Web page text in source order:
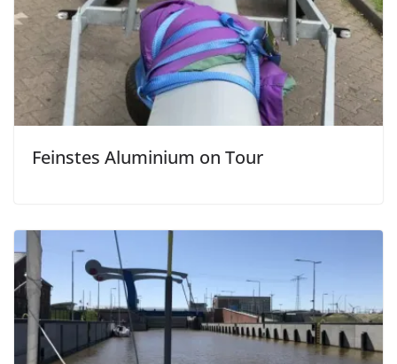
Feinstes Aluminium on Tour